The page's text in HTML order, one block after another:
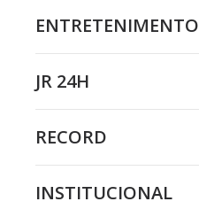
ENTRETENIMENTO
JR 24H
RECORD
INSTITUCIONAL